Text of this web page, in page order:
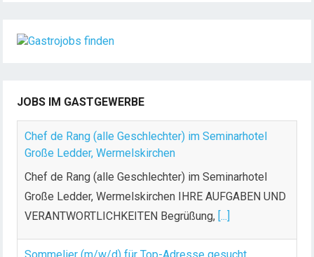
JOBS IM GASTGEWERBE
Chef de Rang (alle Geschlechter) im Seminarhotel
Große Ledder, Wermelskirchen
Chef de Rang (alle Geschlechter) im Seminarhotel
Große Ledder, Wermelskirchen IHRE AUFGABEN UND
VERANTWORTLICHKEITEN Begrüßung, [...]